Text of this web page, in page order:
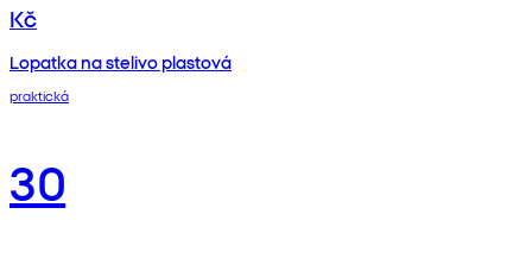
Kč
Lopatka na stelivo plastová
praktická
30